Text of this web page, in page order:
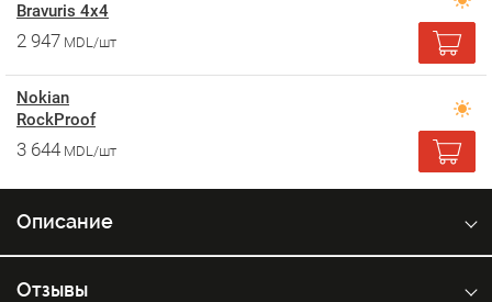
Bravuris 4x4
2 947 MDL/шт
Nokian
RockProof
3 644 MDL/шт
Описание
Отзывы